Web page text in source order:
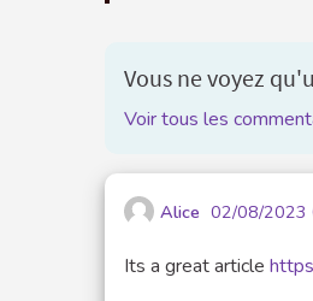
Vous ne voyez
Voir tous les
Alice 02/08/2023
Its a great article